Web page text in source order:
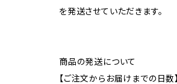
を発送させていただきます。
商品の発送について
【ご注文からお届けまでの日数】